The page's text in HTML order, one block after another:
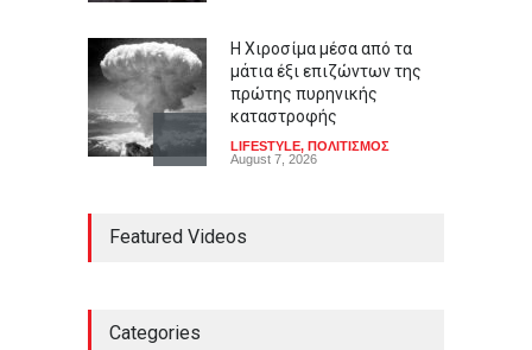
Η Χιροσίμα μέσα από τα
μάτια έξι επιζώντων της
πρώτης πυρηνικής
καταστροφής
LIFESTYLE, ΠΟΛΙΤΙΣΜΟΣ
August 7, 2026
Τεχνητή Νοημοσύνη: Είναι
Featured Videos
Categories